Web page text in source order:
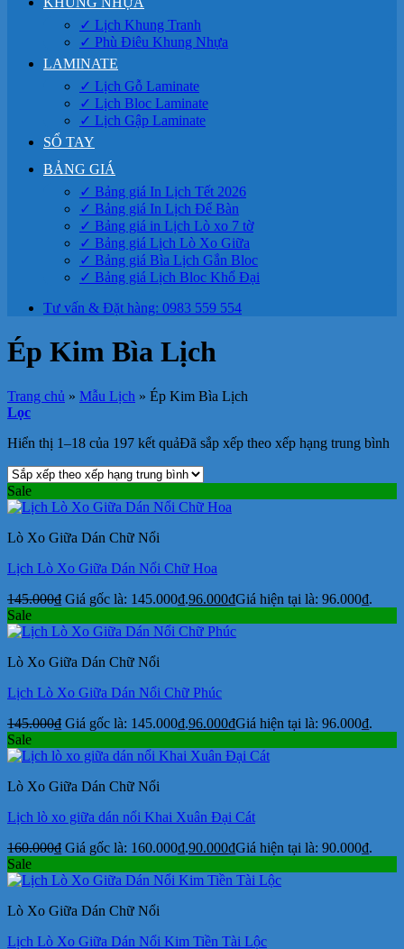
✓ Lịch Khung Tranh
✓ Phù Điêu Khung Nhựa
LAMINATE
✓ Lịch Gỗ Laminate
✓ Lịch Bloc Laminate
✓ Lịch Gập Laminate
SỔ TAY
BẢNG GIÁ
✓ Bảng giá In Lịch Tết 2026
✓ Bảng giá In Lịch Để Bàn
✓ Bảng giá in Lịch Lò xo 7 tờ
✓ Bảng giá Lịch Lò Xo Giữa
✓ Bảng giá Bìa Lịch Gắn Bloc
✓ Bảng giá Lịch Bloc Khổ Đại
Tư vấn & Đặt hàng: 0983 559 554
Ép Kim Bìa Lịch
Trang chủ » Mẫu Lịch » Ép Kim Bìa Lịch
Lọc
Hiển thị 1–18 của 197 kết quảĐã sắp xếp theo xếp hạng trung bình
Sale
Lò Xo Giữa Dán Chữ Nổi
Lịch Lò Xo Giữa Dán Nổi Chữ Hoa
145.000₫ Giá gốc là: 145.000₫.96.000₫Giá hiện tại là: 96.000₫.
Sale
Lò Xo Giữa Dán Chữ Nổi
Lịch Lò Xo Giữa Dán Nổi Chữ Phúc
145.000₫ Giá gốc là: 145.000₫.96.000₫Giá hiện tại là: 96.000₫.
Sale
Lò Xo Giữa Dán Chữ Nổi
Lịch lò xo giữa dán nổi Khai Xuân Đại Cát
160.000₫ Giá gốc là: 160.000₫.90.000₫Giá hiện tại là: 90.000₫.
Sale
Lò Xo Giữa Dán Chữ Nổi
Lịch Lò Xo Giữa Dán Nổi Kim Tiền Tài Lộc